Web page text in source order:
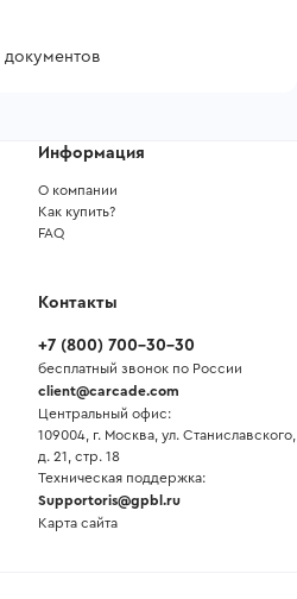
документов
Информация
О компании
Как купить?
FAQ
Контакты
+7 (800) 700-30-30
бесплатный звонок по России
client@carcade.com
Центральный офис:
109004, г. Москва, ул. Станиславского,
д. 21, стр. 18
Техническая поддержка:
Supportoris@gpbl.ru
Карта сайта